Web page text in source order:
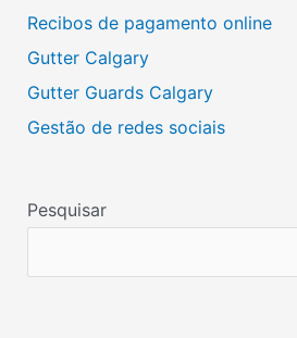
Recibos de pagamento online
Gutter Calgary
Gutter Guards Calgary
Gestão de redes sociais
Pesquisar